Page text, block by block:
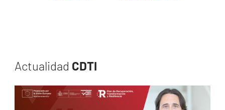
Actualidad CDTI